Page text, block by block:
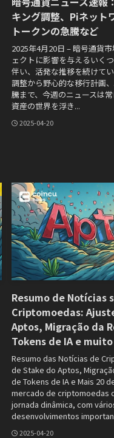
キング調整、Piネット
トークンの急騰など
2025年4月20日 – 暗号通貨
ェクトに影響を与えるいく
伴い、活発な推移を続けて
調整から野心的な移行計画
騰まで、今週のニュースは
資産の世界を浮き...
2025-04-20
Resumo de Notícias
Criptomoedas:
Aptos, Migração da
Tokens de IA e
Resumo das Notícias de
de Stake do Aptos,
de Tokens de IA e Mais 20
mercado de criptomoedas
jornada dinâmica, com
desenvolvimentos
2025-04-20